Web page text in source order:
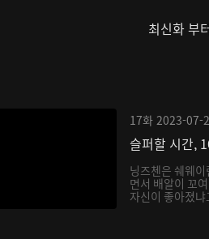
최신화 부
17화 2023-07-
슬퍼할 시간,
닝즈첸은 쉐웨
면서 배알이 꼬
자신이 좋아졌